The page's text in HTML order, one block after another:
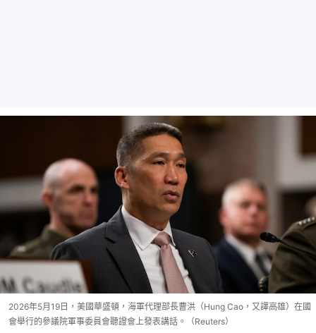
2026年5月19日，美國華盛頓，海軍代理部長曹洪（Hung Cao，又譯高雄）在國
會舉行的參議院軍事委員會聽證會上發表講話。（Reuters）